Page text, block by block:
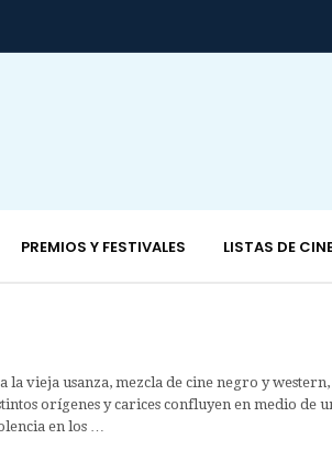
PREMIOS Y FESTIVALES LISTAS DE
la vieja usanza, mezcla de cine negro y western,
orígenes y carices confluyen en medio de
en los …